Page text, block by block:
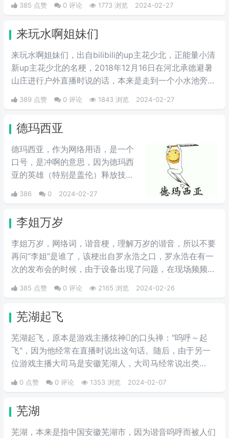
385 点赞 0 评论 1773 浏览 2024-02-27
来玩水啊姐妹们
来玩水啊姐妹们，出自bilibili的up主花少北，正能量小清
新up主花少北的名梗，2018年12月16日在河北承德避暑
山庄进行户外直播时说的话，本来是走到一个小水池旁
说“来玩水啊姐妹们”，但是up在此之后滑了一跤，一摔成
名，导致此梗在他的粉丝圈里一直流传着这个梗。
389 点赞 0 评论 1843 浏览 2024-02-27
德玛西亚
德玛西亚，作为网络用语，是一个
口号，是冲啊的意思，因为德玛西
亚的英雄（特别是盖伦）释放技能
岁”。LOL玩家在开战时喜欢喊德玛
烈地光荣与自豪，且气势满满。生
活中用来表示激动、勇敢前进、誓
死守护心爱之物、犯我者虽远必诛
等心情。因为在玩家刚接触英雄联
盟时，盖伦释放大招时的那句霸气
十足的“德玛西亚”，在当时德玛西
年联盟老玩家，基本不知道啥意
386 0 2024-02-27
李姐万岁
李姐万岁，网络词，谐音梗，理解万岁的谐音，所以不要
再问“李姐”是谁了，该梗出自罗永浩之口，罗永浩在有一
次的发布会的时候，由于设备出现了问题，在现场频频出
错，满头大汗的罗永浩不断地说【李姐万岁】来缓解尴
尬，然后被一些锤子的粉丝疯狂传播。疯狂复读，每每出
可以说相当沙雕了，哈哈哈哈哈哈哈哈哈。
385 点赞 0 评论 2165 浏览 2024-02-26
芜湖起飞
芜湖起飞，原本是游戏主播炫神的口头禅："呜呼～起
飞"，因为他经常在直播时说出这句话。随后，由于另一
位游戏主播大司马是安徽芜湖人，大司马经常说出类
似“飞，飞，飞”的话语。这两个元素结合起来，于是粉丝
们将原句改为"芜湖起飞"，并赋予了这个梗更多的地域色
播本身说的“呜呼起飞”打成了“芜湖起飞”，并且这两个词
的发音也是一样的，时间长了就有了芜湖这个梗，但是并
0 点赞 0 评论 1353 浏览 2024-02-07
芜湖
芜湖，本来是指中国安徽芜湖市，因为谐音呜呼而被人们